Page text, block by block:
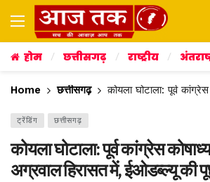
होम छत्तीसगढ़ राष्ट्रीय
Home छत्तीसगढ़ कोयला घोटाला: पूर्व
ट्रेंडिंग छत्तीसगढ़
कोयला घोटाला: पूर्व कांग्रेस
अग्रवाल हिरासत में, ईओडब्ल्यू की